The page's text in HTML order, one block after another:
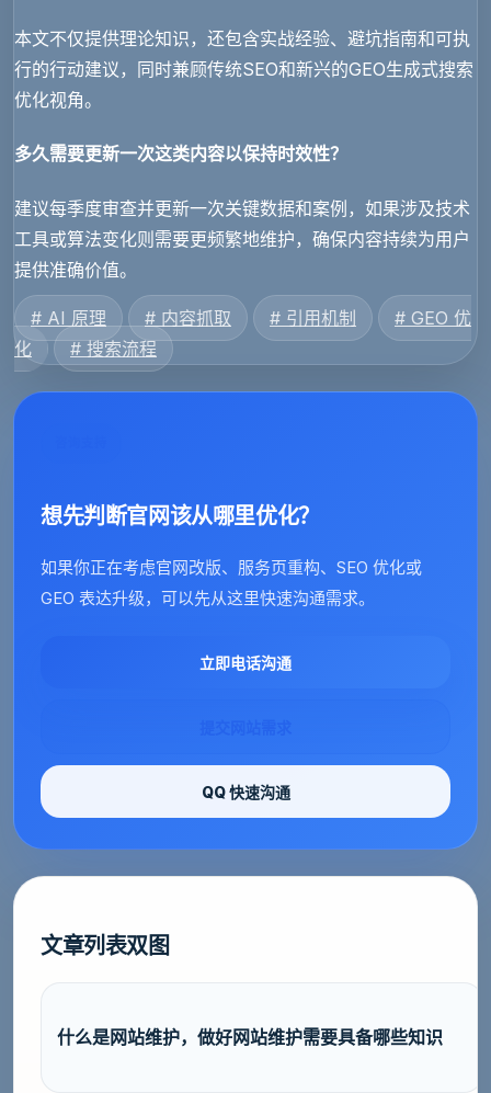
本文不仅提供理论知识，还包含实战经验、避坑指南和可执
行的行动建议，同时兼顾传统SEO和新兴的GEO生成式搜索
优化视角。
多久需要更新一次这类内容以保持时效性？
建议每季度审查并更新一次关键数据和案例，如果涉及技术
工具或算法变化则需要更频繁地维护，确保内容持续为用户
提供准确价值。
# AI 原理 # 内容抓取 # 引用机制
# GEO 优
化
# 搜索流程
想先判断官网该从哪里优化？
如果你正在考虑官网改版、服务页重构、SEO 优化或
GEO 表达升级，可以先从这里快速沟通需求。
立即电话沟通
QQ 快速沟通
文章列表双图
什么是网站维护，做好网站维护需要具备哪些知识